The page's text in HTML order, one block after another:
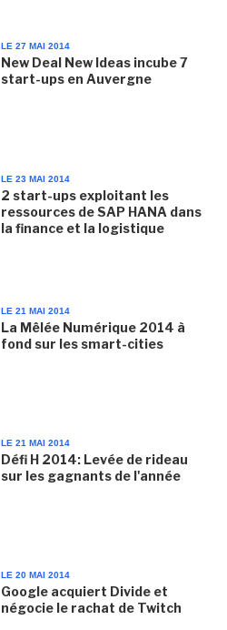
LE 27 MAI 2014
New Deal New Ideas incube 7
start-ups en Auvergne
LE 23 MAI 2014
2 start-ups exploitant les
ressources de SAP HANA dans
la finance et la logistique
LE 21 MAI 2014
La Mêlée Numérique 2014 à
fond sur les smart-cities
LE 21 MAI 2014
Défi H 2014: Levée de rideau
sur les gagnants de l'année
LE 20 MAI 2014
Google acquiert Divide et
négocie le rachat de Twitch